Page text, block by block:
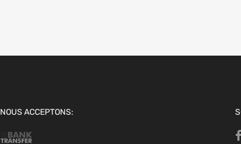
NOUS ACCEPTONS: